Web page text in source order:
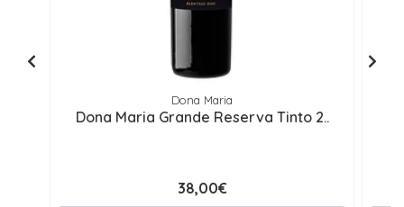
Dona Maria
Dona Maria Grande Reserva Tinto 2..
38,00€